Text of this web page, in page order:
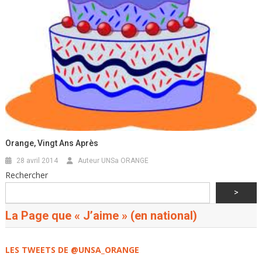
Orange, Vingt Ans Après
28 avril 2014 Auteur UNSa ORANGE
Rechercher
>
La Page que « J’aime » (en national)
LES TWEETS DE @UNSA_ORANGE